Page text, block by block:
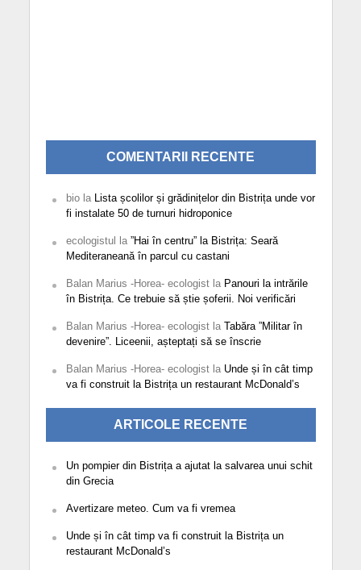
COMENTARII RECENTE
biola
Lista școlilor și grădinițelor din Bistrița unde vor
fi instalate 50 de turnuri hidroponice
ecologistul la ”Hai în centru” la Bistrița: Seară
Mediteraneană în parcul cu castani
Balan Marius -Horea- ecologistla Panouri la intrările
în Bistrița. Ce trebuie să știe șoferii. Noi verificări
Balan Marius -Horea- ecologistla Tabăra ”Militar în
devenire”. Liceenii, așteptați să se înscrie
Balan Marius -Horea- ecologistla Unde și în cât timp
va fi construit la Bistrița un restaurant McDonald’s
ARTICOLE RECENTE
Un pompier din Bistrița a ajutat la salvarea unui schit
din Grecia
Avertizare meteo. Cum va fi vremea
Unde și în cât timp va fi construit la Bistrița un
restaurant McDonald’s